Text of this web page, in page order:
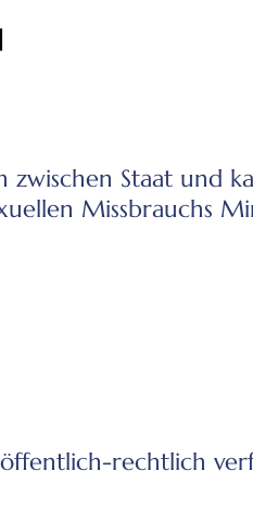
zwischen Staat und
Missbrauchs
rechtlich